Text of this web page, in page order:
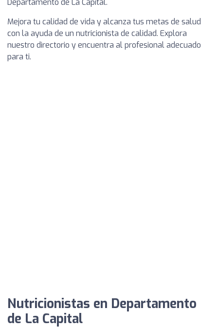
Mejora tu calidad de vida y alcanza tus metas de salud
con la ayuda de un nutricionista de calidad. Explora
nuestro directorio y encuentra al profesional adecuado
para ti.
Nutricionistas en Departamento
de La Capital